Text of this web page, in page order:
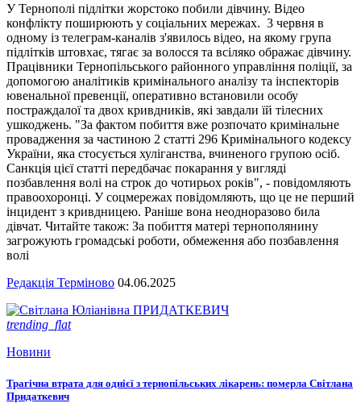
У Тернополі підлітки жорстоко побили дівчину. Відео
конфлікту поширюють у соціальних мережах. 3 червня в
одному із телеграм-каналів з'явилось відео, на якому група
підлітків штовхає, тягає за волосся та всіляко ображає дівчину.
Працівники Тернопільського районного управління поліції, за
допомогою аналітиків кримінального аналізу та інспекторів
ювенальної превенції, оперативно встановили особу
постраждалої та двох кривдників, які завдали їй тілесних
ушкоджень. "За фактом побиття вже розпочато кримінальне
провадження за частиною 2 статті 296 Кримінального кодексу
України, яка стосується хуліганства, вчиненого групою осіб.
Санкція цієї статті передбачає покарання у вигляді
позбавлення волі на строк до чотирьох років", - повідомляють
правоохоронці. У соцмережах повідомляють, що це не перший
інцидент з кривдницею. Раніше вона неодноразово била
дівчат. Читайте також: За побиття матері тернополянину
загрожують громадські роботи, обмеження або позбавлення
волі
Редакція Терміново 04.06.2025
trending_flat
Новини
Трагічна втрата для однієї з тернопільських лікарень: померла Світлана
Придаткевич